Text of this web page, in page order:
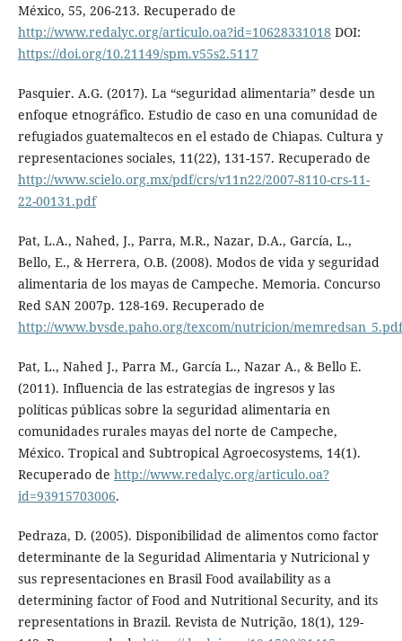
México, 55, 206-213. Recuperado de
http://www.redalyc.org/articulo.oa?id=10628331018 DOI:
https://doi.org/10.21149/spm.v55s2.5117
Pasquier. A.G. (2017). La “seguridad alimentaria” desde un
enfoque etnográfico. Estudio de caso en una comunidad de
refugiados guatemaltecos en el estado de Chiapas. Cultura y
representaciones sociales, 11(22), 131-157. Recuperado de
http://www.scielo.org.mx/pdf/crs/v11n22/2007-8110-crs-11-
22-00131.pdf
Pat, L.A., Nahed, J., Parra, M.R., Nazar, D.A., García, L.,
Bello, E., & Herrera, O.B. (2008). Modos de vida y seguridad
alimentaria de los mayas de Campeche. Memoria. Concurso
Red SAN 2007p. 128-169. Recuperado de
http://www.bvsde.paho.org/texcom/nutricion/memredsan_5.pdf
Pat, L., Nahed J., Parra M., García L., Nazar A., & Bello E.
(2011). Influencia de las estrategias de ingresos y las
políticas públicas sobre la seguridad alimentaria en
comunidades rurales mayas del norte de Campeche,
México. Tropical and Subtropical Agroecosystems, 14(1).
Recuperado de http://www.redalyc.org/articulo.oa?
id=93915703006.
Pedraza, D. (2005). Disponibilidad de alimentos como factor
determinante de la Seguridad Alimentaria y Nutricional y
sus representaciones en Brasil Food availability as a
determining factor of Food and Nutritional Security, and its
representations in Brazil. Revista de Nutrição, 18(1), 129-